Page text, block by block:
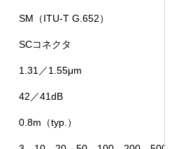
SM（ITU-T G.652）
SCコネクタ
1.31／1.55μm
42／41dB
0.8m（typ.）